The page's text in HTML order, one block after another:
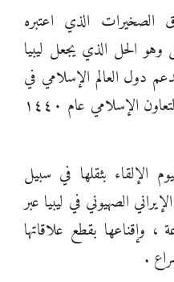
الصخيرات الذي اعتبره
وهو الحل الذي يجعل ليبيا
دول العالم الإسلامي في
مؤتمر مكة الذي نظمته منظمة التعاون الإسلامي عام ١٤٤٠
الإلقاء بثقلها في سبيل
الصهيوني في ليبيا عبر
، وإقناعها بقطع علاقاتها
.